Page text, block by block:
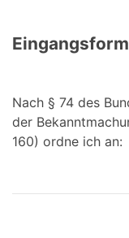
Nach § 74 des
der
160) ordne ich an: